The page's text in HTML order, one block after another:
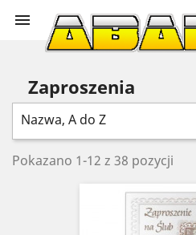

Zaproszenia
Nazwa, A do Z
Pokazano 1-12 z 38 pozycji